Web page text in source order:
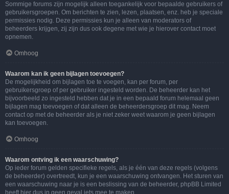
Sommige forums zijn mogelijk alleen toegankelijk voor bepaalde gebruikers of
gebruikersgroepen. Om berichten te zien, lezen, plaatsen, enz. heb je speciale
permissies nodig. Deze permissies kun je alleen van moderators of
beheerders krijgen, zij zijn dus ook degene met wie je hierover contact moet
opnemen.
Omhoog
Waarom kan ik geen bijlagen toevoegen?
De mogelijkheid om bijlagen toe te voegen, kan per forum, per
gebruikersgroep of per gebruiker ingesteld worden. De beheerder kan het
bijvoorbeeld zo ingesteld hebben dat je in een bepaald forum helemaal geen
bijlagen mag toevoegen of dat alleen de beheerdersgroep dit mag. Neem
contact op met de beheerder als je niet zeker weet waarom je geen bijlagen
kan toevoegen.
Omhoog
Waarom ontving ik een waarschuwing?
Op ieder forum gelden specifieke regels, als je één van deze regels (volgens
de beheerder) overtreedt, kun je een waarschuwing ontvangen. Het sturen van
een waarschuwing naar je is een beslissing van de beheerder, phpBB Limited
heeft hier dus in geen geval iets mee te maken.